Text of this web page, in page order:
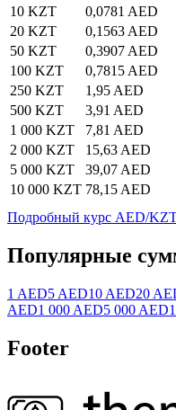
10 KZT
0,0781 AED
20 KZT
0,1563 AED
50 KZT
0,3907 AED
100 KZT
0,7815 AED
250 KZT
1,95 AED
500 KZT
3,91 AED
1 000 KZT
7,81 AED
2 000 KZT
15,63 AED
5 000 KZT
39,07 AED
10 000 KZT 78,15 AED
Подробный курс AED/
Популярные
1 AED5 AED10 AED20
AED1 000 AED5 000 AED
Footer